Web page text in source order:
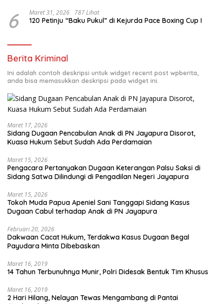
6 Maret 31, 2026 787 Lihat
120 Petinju “Baku Pukul” di Kejurda Pace Boxing Cup I
Berita Kriminal
Ini adalah contoh deskripsi untuk widget recent post wpberita,
anda bisa memasukkan deskripsi pada widget ini.
Maret 17, 2026
Sidang Dugaan Pencabulan Anak di PN Jayapura Disorot,
Kuasa Hukum Sebut Sudah Ada Perdamaian
Maret 15, 2026
Pengacara Pertanyakan Dugaan Keterangan Palsu Saksi di
Sidang Satwa Dilindungi di Pengadilan Negeri Jayapura
Maret 15, 2026
Tokoh Muda Papua Apeniel Sani Tanggapi Sidang Kasus
Dugaan Cabul terhadap Anak di PN Jayapura
Februari 20, 2026
Dakwaan Cacat Hukum, Terdakwa Kasus Dugaan Begal
Payudara Minta Dibebaskan
Maret 16, 2019
14 Tahun Terbunuhnya Munir, Polri Didesak Bentuk Tim Khusus
Maret 16, 2019
2 Hari Hilang, Nelayan Tewas Mengambang di Pantai